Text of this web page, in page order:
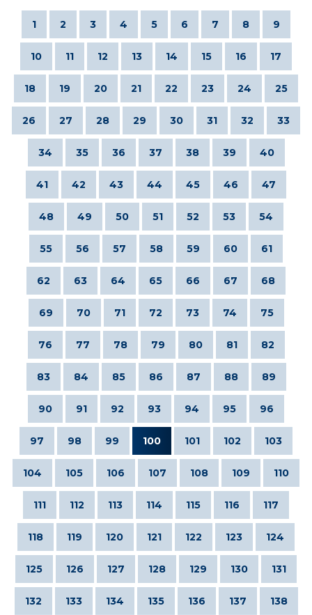
1 2 3 4 5 6 7 8 9
10 11 12 13 14 15 16 17
18 19 20 21 22 23 24 25
26 27 28 29 30 31 32 33
34 35 36 37 38 39 40
41 42 43 44 45 46 47
48 49 50 51 52 53 54
55 56 57 58 59 60 61
62 63 64 65 66 67 68
69 70 71 72 73 74 75
76 77 78 79 80 81 82
83 84 85 86 87 88 89
90 91 92 93 94 95 96
97 98 99 100 101 102 103
104 105 106 107 108 109 110
111 112 113 114 115 116 117
118 119 120 121 122 123 124
125 126 127 128 129 130 131
132 133 134 135 136 137 138